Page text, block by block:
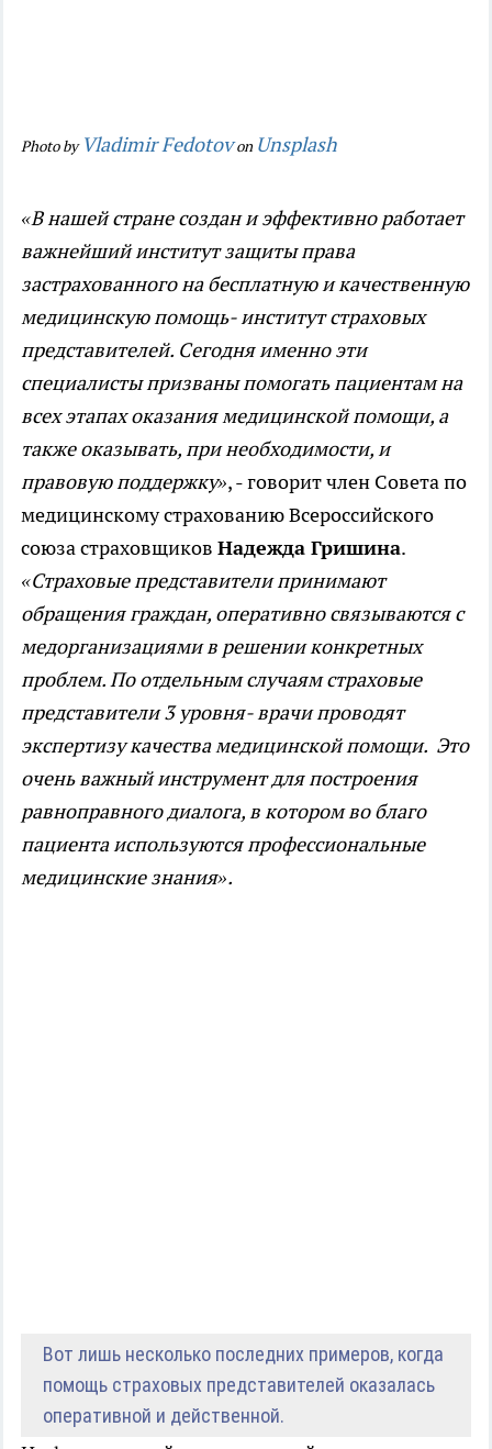
Photo by Vladimir Fedotovon Unsplash
«В нашей стране создан и эффективно работает
важнейший институт защиты права
застрахованного на бесплатную и качественную
медицинскую помощь- институтcтраховых
представителей. Сегодня именно эти
специалисты призваны помогать пациентам на
всех этапах оказания медицинской помощи, а
также оказывать, при необходимости, и
правовую поддержку», - говорит член Совета по
медицинскому страхованию Всероссийского
союза страховщиков Надежда Гришина.
«Страховые представители принимают
обращения граждан, оперативно связываются с
медорганизациями в решении конкретных
проблем. По отдельным случаям страховые
представители 3 уровня- врачи проводят
экспертизу качества медицинской помощи. Это
очень важный инструмент для построения
равноправного диалога, в котором во благо
пациента используются профессиональные
медицинские знания».
Вот лишь несколько последних примеров, когда
помощь страховых представителей оказалась
оперативной и действенной.